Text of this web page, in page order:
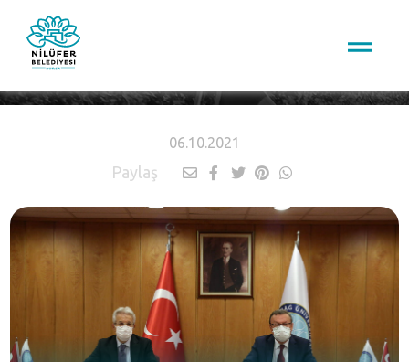
06.10.2021
Paylaş